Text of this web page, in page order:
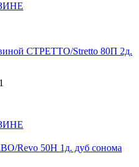
СТРЕТТО/Stretto 80П 2д.
Revo 50Н 1д. дуб сонома